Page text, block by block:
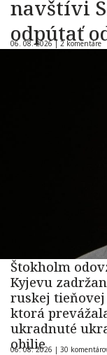
navštívi
odpútať
06. 08. 2026 | 2 komentáre
Štokholm
Kyjevu
ruskej
ktorá
ukradnuté
obilie
06. 08. 2026 | 30